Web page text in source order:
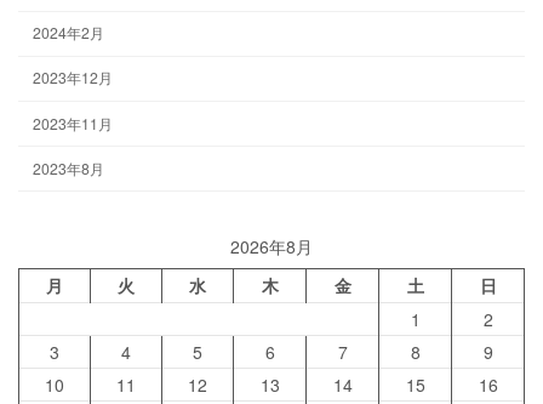
2024年2月
2023年12月
2023年11月
2023年8月
2026年8月
月
火 水 木 金 土
日
1
2
3
4 5 6 7 8
9
10
11 12 13 14 15
16